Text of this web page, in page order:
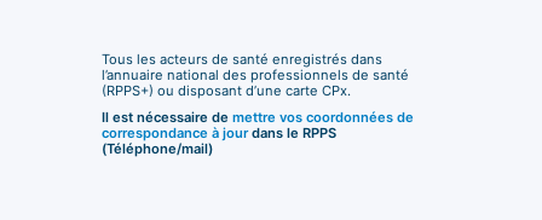
Tous les acteurs de santé enregistrés dans
l’annuaire national des professionnels de santé
(RPPS+) ou disposant d’une carte CPx.
Il est nécessaire de mettre vos coordonnées de
correspondance à jourdans le RPPS
(Téléphone/mail)